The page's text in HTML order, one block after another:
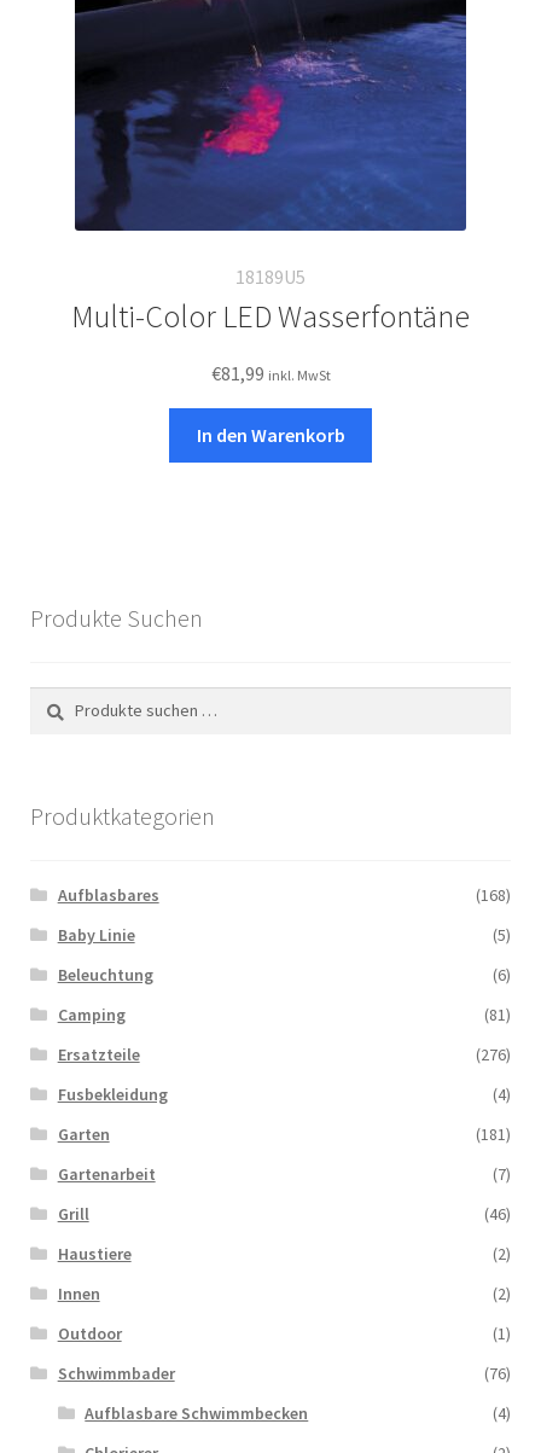
18189U5
Multi-Color LED Wasserfontäne
€81,99 inkl. MwSt
In den Warenkorb
Produkte Suchen
nach:
Produktkategorien
Aufblasbares
(168)
Baby Linie
(5)
Beleuchtung
(6)
Camping
(81)
Ersatzteile
(276)
Fusbekleidung
(4)
Garten
(181)
Gartenarbeit
(7)
Grill
(46)
Haustiere
(2)
Innen
(2)
Outdoor
(1)
Schwimmbader
(76)
Aufblasbare Schwimmbecken
(4)